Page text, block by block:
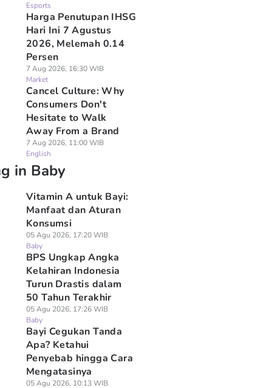
Esports
Harga Penutupan IHSG
Hari Ini 7 Agustus
2026, Melemah 0.14
Persen
7 Aug 2026, 16:30 WIB
Market
Cancel Culture: Why
Consumers Don't
Hesitate to Walk
Away From a Brand
7 Aug 2026, 11:00 WIB
English
in Baby
Vitamin A untuk Bayi:
Manfaat dan Aturan
Konsumsi
05 Agu 2026, 17:20 WIB
Baby
BPS Ungkap Angka
Kelahiran Indonesia
Turun Drastis dalam
50 Tahun Terakhir
05 Agu 2026, 17:26 WIB
Baby
Bayi Cegukan Tanda
Apa? Ketahui
Penyebab hingga Cara
Mengatasinya
05 Agu 2026, 10:13 WIB